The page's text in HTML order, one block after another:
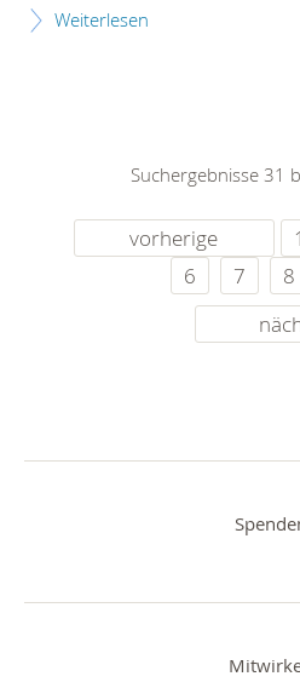
Weiterlesen
Suchergebnisse 31
vorherige 1
6
7 8